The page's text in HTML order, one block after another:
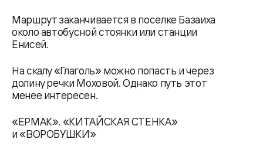
Маршрут заканчивается в поселке Базаиха
около автобусной стоянки или станции
Енисей.
На скалу «Глаголь» можно попасть и через
долину речки Моховой. Однако путь этот
менее интересен.
«ЕРМАК». «КИТАЙСКАЯ СТЕНКА»
и «ВОРОБУШКИ»